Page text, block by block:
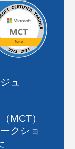
ュ
MCT）
クショ